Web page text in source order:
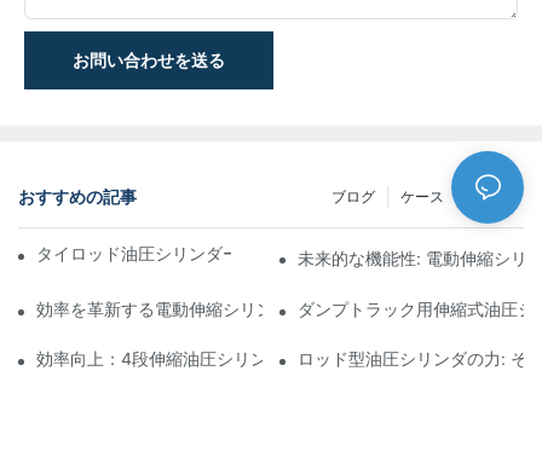
お問い合わせを送る
おすすめの記事 NEWS
ケース
ブログ
タイロッド油圧シリンダーの機能と重要性を理解する
未来的な機能性: 電動伸縮シリ
効率を革新する電動伸縮シリンダ ダンプトラック用伸縮式油圧
効率向上：4段伸縮油圧シリンダーのメリットロッド型油圧シリンダの力: そ